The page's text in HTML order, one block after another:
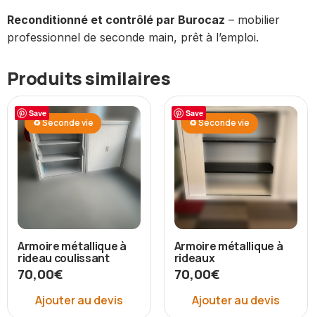
Reconditionné et contrôlé par Burocaz – mobilier
professionnel de seconde main, prêt à l’emploi.
Produits similaires
Save
♻ Seconde vie
Armoire métallique à
rideau coulissant
70,00€
Ajouter au devis
Save
♻ Seconde vie
Armoire métallique à
rideaux
70,00€
Ajouter au devis